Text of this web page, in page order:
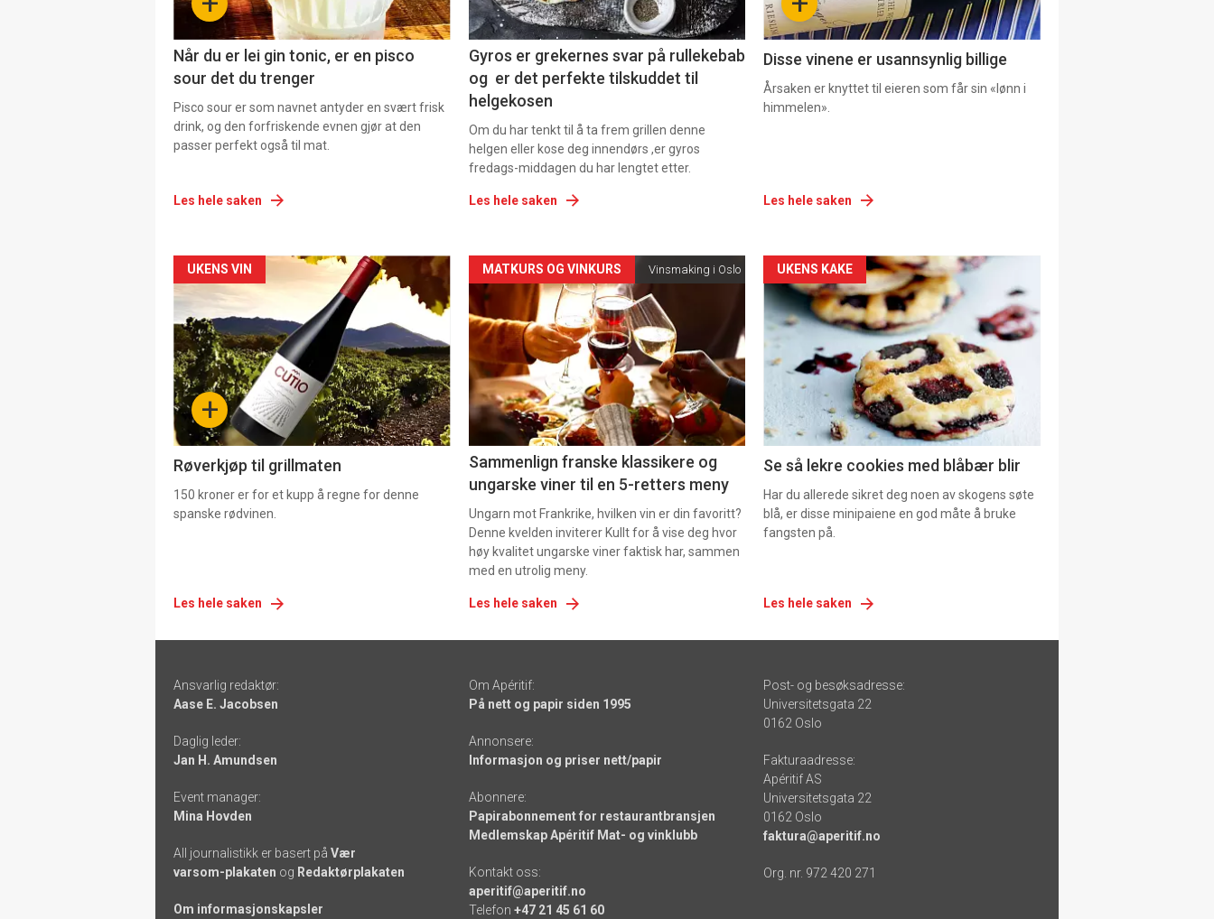
Når du er lei gin tonic, er en pisco
sour det du trenger
Pisco sour er som navnet antyder en svært frisk
drink, og den forfriskende evnen gjør at den
passer perfekt også til mat.
Les hele saken
2
Gyros er grekernes svar på rullekebab
og er det perfekte tilskuddet til
helgekosen
Om du har tenkt til å ta frem grillen denne
helgen eller kose deg innendørs ,er gyros
fredags-middagen du har lengtet etter.
Les hele saken
3
Disse vinene er usannsynlig billige
Årsaken er knyttet til eieren som får sin «lønn i
himmelen».
Les hele saken
Forsiden
akkurat
nå
-
4 +
UKENS VIN
Røverkjøp til grillmaten
150 kroner er for et kupp å regne for denne
spanske rødvinen.
Les hele saken
Forsiden
akkurat
nå
-
5
MATKURS OG VINKURS Vinsmaking i Oslo
Sammenlign franske klassikere og
ungarske viner til en 5-retters meny
Ungarn mot Frankrike, hvilken vin er din favoritt?
Denne kvelden inviterer Kullt for å vise deg hvor
høy kvalitet ungarske viner faktisk har, sammen
med en utrolig meny.
Les hele saken
Forsiden
akkurat
nå
6
UKENS KAKE
Se så lekre cookies med blåbær blir
Har du allerede sikret deg noen av skogens søte
blå, er disse minipaiene en god måte å bruke
fangsten på.
Les hele saken
-
links
Ansvarlig redaktør:
Aase E. Jacobsen
Daglig leder:
Jan H. Amundsen
Event manager:
Mina Hovden
All journalistikk er basert på Vær
varsom-plakaten og Redaktørplakaten
Om informasjonskapsler
Om Apéritif:
På nett og papir siden 1995
Annonsere:
Informasjon og priser nett/papir
Abonnere:
Papirabonnement for restaurantbransjen
Medlemskap Apéritif Mat- og vinklubb
Kontakt oss:
aperitif@aperitif.no
Telefon +47 21 45 61 60
Post- og besøksadresse:
Universitetsgata 22
0162 Oslo
Fakturaadresse:
Apéritif AS
Universitetsgata 22
0162 Oslo
faktura@aperitif.no
Org. nr. 972 420 271